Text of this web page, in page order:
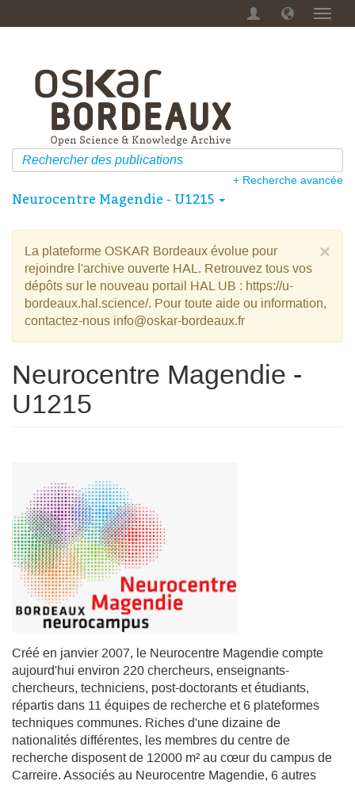
Menu
+ Recherche avancée
Neurocentre Magendie - U1215
×
La plateforme OSKAR Bordeaux évolue pour
rejoindre l'archive ouverte HAL. Retrouvez tous vos
dépôts sur le nouveau portail HAL UB : https://u-
bordeaux.hal.science/. Pour toute aide ou information,
contactez-nous info@oskar-bordeaux.fr
Neurocentre Magendie -
U1215
Créé en janvier 2007, le Neurocentre Magendie compte
aujourd'hui environ 220 chercheurs, enseignants-
chercheurs, techniciens, post-doctorants et étudiants,
répartis dans 11 équipes de recherche et 6 plateformes
techniques communes. Riches d'une dizaine de
nationalités différentes, les membres du centre de
recherche disposent de 12000 m² au cœur du campus de
Carreire. Associés au Neurocentre Magendie, 6 autres